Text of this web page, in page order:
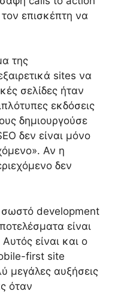
επισκέπτη να
της
sites να
σελίδες ήταν
εκδόσεις
δημιουργούσε
δεν είναι μόνο
Αν η
δεν
σωστό development
είναι
είναι και ο
first site
μεγάλες αυξήσεις
όταν